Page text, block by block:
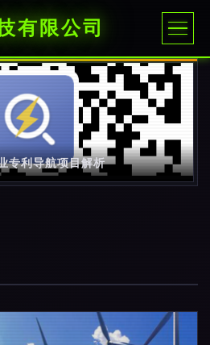
有限公司
专利导航项目解析